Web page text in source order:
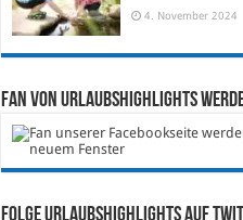
4. November 2024
Fan von Urlaubshighlights